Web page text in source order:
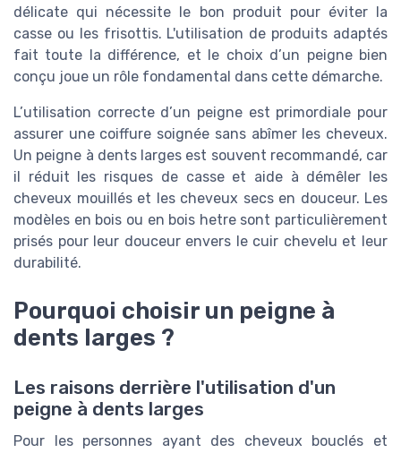
délicate qui nécessite le bon produit pour éviter la
casse ou les frisottis. L'utilisation de produits adaptés
fait toute la différence, et le choix d’un peigne bien
conçu joue un rôle fondamental dans cette démarche.
L’utilisation correcte d’un peigne est primordiale pour
assurer une coiffure soignée sans abîmer les cheveux.
Un peigne à dents larges est souvent recommandé, car
il réduit les risques de casse et aide à démêler les
cheveux mouillés et les cheveux secs en douceur. Les
modèles en bois ou en bois hetre sont particulièrement
prisés pour leur douceur envers le cuir chevelu et leur
durabilité.
Pourquoi choisir un peigne à
dents larges ?
Les raisons derrière l'utilisation d'un
peigne à dents larges
Pour les personnes ayant des cheveux bouclés et